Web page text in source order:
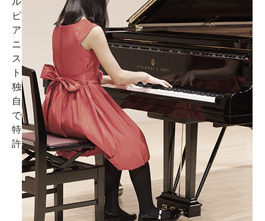
ピ
ア
ニ
ス
ト
独
自
で
特
許